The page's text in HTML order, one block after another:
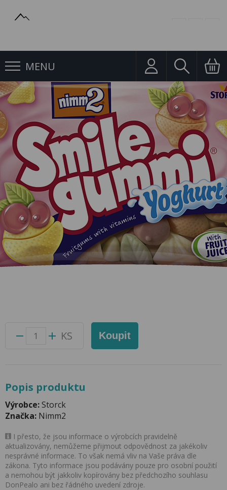
MENU
Želé Nimm2 Smilegummi jogurt 100g
Nimm2 Smilegummi jogurt 100g
Přidat do oblíbených produktů
KS Koupit
Popis produktu
Výrobce:Storck
Značka: Nimm2
I přesto, že jsou informace o výrobcích pravidelně
aktualizovány, nemůžeme přijmout odpovědnost za jakékoliv
nesprávné informace. To však nemá vliv na Vaše práva dle
zákona. Tyto informace jsou podávány pouze pro osobní použití
a nemohou být jakkoliv kopírovány bez předchozího souhlasu
DonPealo ani bez řádného uvedení zdroje.